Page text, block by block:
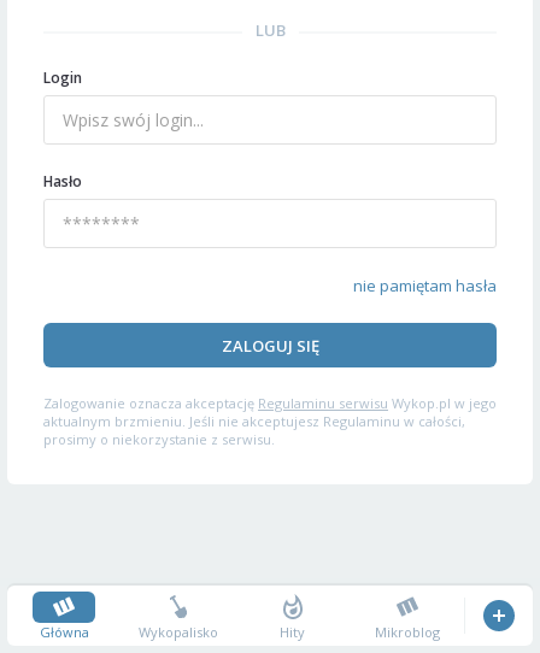
LUB
Login
Hasło
nie pamiętam hasła
ZALOGUJ SIĘ
Zalogowanie oznacza akceptację Regulaminu serwisu Wykop.pl w jego
aktualnym brzmieniu. Jeśli nie akceptujesz Regulaminu w całości,
prosimy o niekorzystanie z serwisu.
Główna Wykopalisko Hity Mikroblog